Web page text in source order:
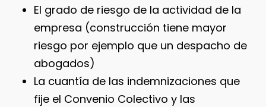
El grado de riesgo de la actividad de la
empresa (construcción tiene mayor
riesgo por ejemplo que un despacho de
abogados)
La cuantía de las indemnizaciones que
fije el Convenio Colectivo y las